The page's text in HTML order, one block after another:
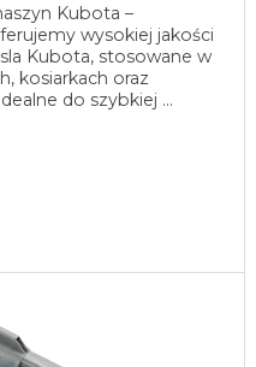
Kubota –
wysokiej jakości
Kubota, stosowane w
kosiarkach oraz
do szybkiej ...